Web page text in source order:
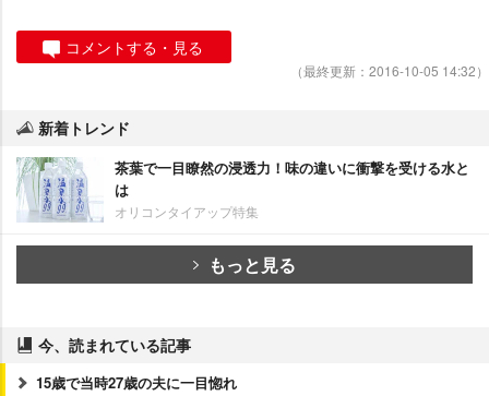
コメントする・見る
（最終更新：2016-10-05 14:32）
新着トレンド
茶葉で一目瞭然の浸透力！味の違いに衝撃を受ける水と
は
オリコンタイアップ特集
もっと見る
今、読まれている記事
15歳で当時27歳の夫に一目惚れ